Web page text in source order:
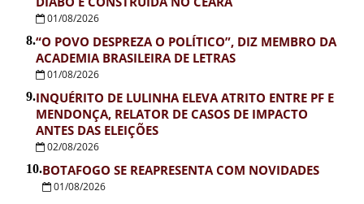
01/08/2026
8.“O POVO DESPREZA O POLÍTICO”, DIZ MEMBRO DA
ACADEMIA BRASILEIRA DE LETRAS
01/08/2026
9.INQUÉRITO DE LULINHA ELEVA ATRITO ENTRE PF E
MENDONÇA, RELATOR DE CASOS DE IMPACTO
ANTES DAS ELEIÇÕES
02/08/2026
10.BOTAFOGO SE REAPRESENTA COM NOVIDADES
01/08/2026